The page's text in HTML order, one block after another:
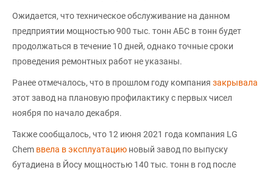
Ожидается, что техническое обслуживание на данном
предприятии мощностью 900 тыс. тонн АБС в тонн будет
продолжаться в течение 10 дней, однако точные сроки
проведения ремонтных работ не указаны.
Ранее отмечалось, что в прошлом году компания закрывала
этот завод на плановую профилактику с первых чисел
ноября по начало декабря.
Также сообщалось, что 12 июня 2021 года компания LG
Chem ввела в эксплуатацию новый завод по выпуску
бутадиена в Йосу мощностью 140 тыс. тонн в год после